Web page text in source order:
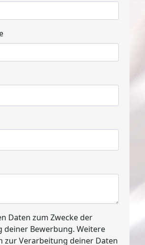
Daten zum Zwecke der
deiner Bewerbung. Weitere
zur Verarbeitung deiner Daten